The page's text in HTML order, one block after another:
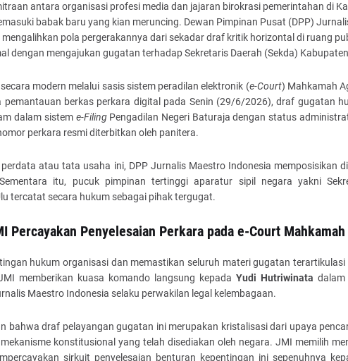
antara organisasi profesi media dan jajaran birokrasi pemerintahan di
babak baru yang kian meruncing. Dewan Pimpinan Pusat (DPP)
pola pergerakannya dari sekadar draf kritik horizontal di ruang
dengan mengajukan gugatan terhadap Sekretaris Daerah (Sekda)
modern melalui sasis sistem peradilan elektronik (e-Court) Mahkamah
pemantauan berkas perkara digital pada Senin (29/6/2026), draf gugatan
dalam sistem e-FilingPengadilan Negeri Baturaja dengan status
perkara resmi diterbitkan oleh panitera.
atau tata usaha ini, DPP Jurnalis Maestro Indonesia memposisikan
itu, pucuk pimpinan tertinggi aparatur sipil negara yakni
tercatat secara hukum sebagai pihak tergugat.
Percayakan Penyelesaian Perkara pada e-Court
hukum organisasi dan memastikan seluruh materi gugatan terartikulasi
memberikan kuasa komando langsung kepada Yudi Hutriwinata dalam
Maestro Indonesia selaku perwakilan legal kelembagaan.
bahwa draf pelayangan gugatan ini merupakan kristalisasi dari upaya
konstitusional yang telah disediakan oleh negara. JMI memilih
sirkuit penyelesaian benturan kepentingan ini sepenuhnya